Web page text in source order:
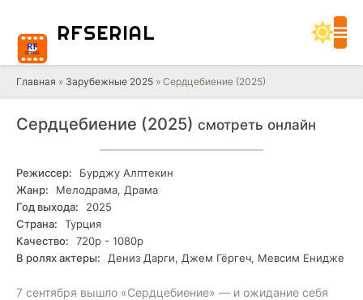
RFSERIAL
Главная » Зарубежные 2025 » Сердцебиение (2025)
Сердцебиение (2025) смотреть онлайн
Режиссер:
Бурджу Алптекин
Жанр:
Мелодрама, Драма
Год выхода:
2025
Страна:
Турция
Качество:
720р - 1080р
В ролях актеры:
Дениз Дарги, Джем Гёргеч, Мевсим Енидже
7 сентября вышло «Сердцебиение» — и ожидание себя